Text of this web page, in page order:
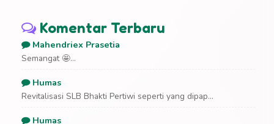
Komentar Terbaru
Mahendriex Prasetia
Semangat 🤩...
Humas
Revitalisasi SLB Bhakti Pertiwi seperti yang dipap...
Humas